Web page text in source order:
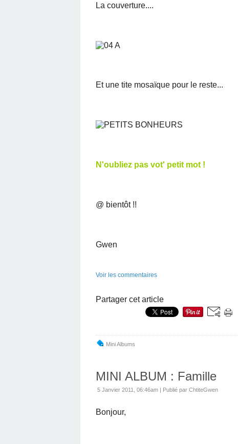
La couverture....
Et une tite mosaïque pour le reste...
N'oubliez pas vot' petit mot !
@ bientôt !!
Gwen
Voir les commentaires
Partager cet article
Mini Albums
MINI ALBUM : Famille
5 Janvier 2011, 06:46am | Publié par ChtiteGwen
Bonjour,